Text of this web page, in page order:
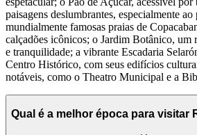
paisagens deslumbrantes, especialmente
mundialmente famosas praias de
calçadões icônicos; o Jardim Botânico, um
e tranquilidade; a vibrante Escadaria
Centro Histórico, com seus edifícios
notáveis, como o Theatro Municipal e a
Qual é a melhor época para visitar